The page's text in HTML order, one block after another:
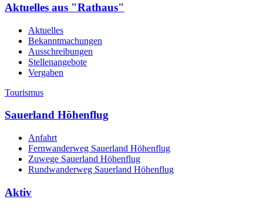
Aktuelles aus "Rathaus"
Aktuelles
Bekanntmachungen
Ausschreibungen
Stellenangebote
Vergaben
Tourismus
Sauerland Höhenflug
Anfahrt
Fernwanderweg Sauerland Höhenflug
Zuwege Sauerland Höhenflug
Rundwanderweg Sauerland Höhenflug
Aktiv